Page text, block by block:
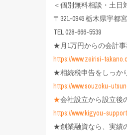
＜個別無料相談・土日
〒321-0945 栃木県宇都
TEL 028-666-5539
★月1万円からの会計
https://www.zeirisi-
★相続税申告をしっか
https://www.souzoku-
★会社設立から設立後
https://www.kigyou-
★創業融資なら、実績